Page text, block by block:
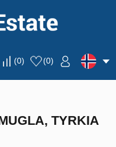
(0) (0)
TYRKIA